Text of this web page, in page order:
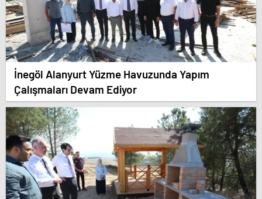
İnegöl Alanyurt Yüzme Havuzunda Yapım
Çalışmaları Devam Ediyor